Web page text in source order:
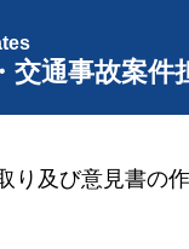
交通事故案
り及び意見書の